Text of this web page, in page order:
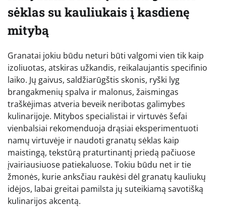
sėklas su kauliukais į kasdienę
mitybą
Granatai jokiu būdu neturi būti valgomi vien tik kaip
izoliuotas, atskiras užkandis, reikalaujantis specifinio
laiko. Jų gaivus, saldžiarūgštis skonis, ryški lyg
brangakmenių spalva ir malonus, žaismingas
traškėjimas atveria beveik neribotas galimybes
kulinarijoje. Mitybos specialistai ir virtuvės šefai
vienbalsiai rekomenduoja drąsiai eksperimentuoti
namų virtuvėje ir naudoti granatų sėklas kaip
maistingą, tekstūrą praturtinantį priedą pačiuose
įvairiausiuose patiekaluose. Tokiu būdu net ir tie
žmonės, kurie anksčiau raukėsi dėl granatų kauliukų
idėjos, labai greitai pamilsta jų suteikiamą savotišką
kulinarijos akcentą.